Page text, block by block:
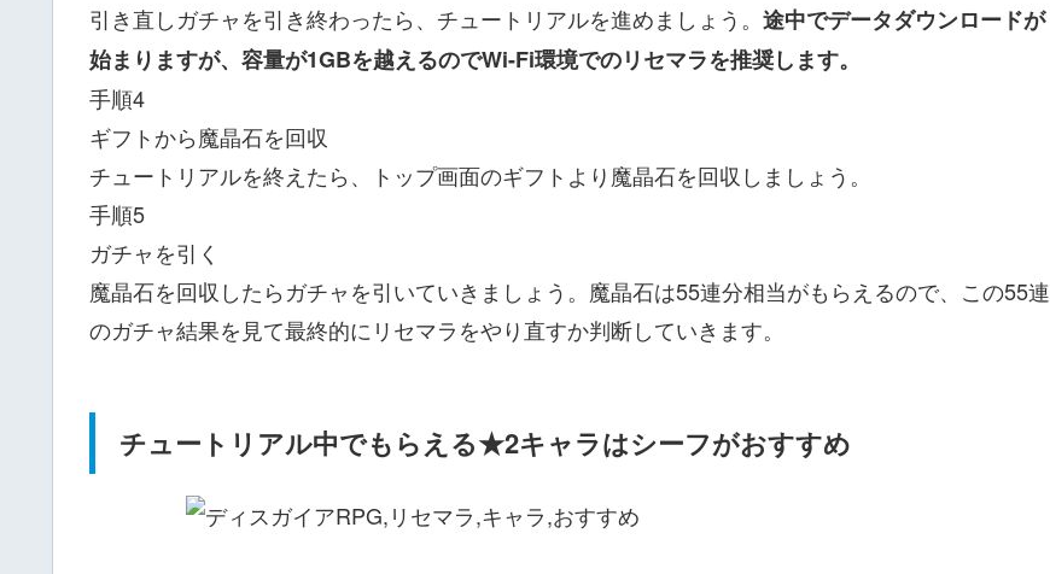
引き直しガチャを引き終わったら、チュートリアルを進めましょう。 途中でデータダウンロードが
始まりますが、容量が1GBを越えるのでWi-Fi環境でのリセマラを推奨します。
手順4
ギフトから魔晶石を回収
チュートリアルを終えたら、トップ画面のギフトより魔晶石を回収しましょう。
手順5
ガチャを引く
魔晶石を回収したらガチャを引いていきましょう。魔晶石は55連分相当がもらえるので、この55連
のガチャ結果を見て最終的にリセマラをやり直すか判断していきます。
チュートリアル中でもらえる★2キャラはシーフがおすすめ